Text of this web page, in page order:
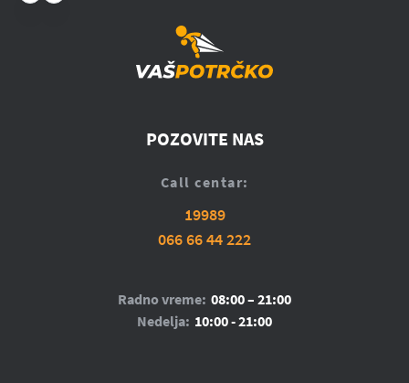
POZOVITE NAS
Call centar:
19989
066 66 44 222
Radno vreme: 08:00 – 21:00
Nedelja: 10:00 - 21:00